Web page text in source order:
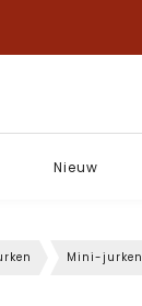
Nieuw
Mini-jurken